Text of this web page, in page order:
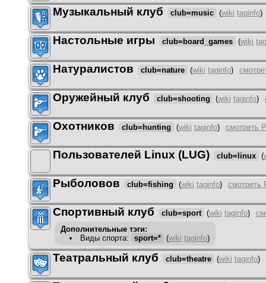
Музыкальный клуб club=music (wiki taginfo)
Настольные игры club=board_games (wiki
Натуралистов club=nature (wiki taginfo)
Оружейный клуб club=shooting (wiki taginfo)
Охотников club=hunting (wiki taginfo) смотреть
Пользователей Linux (LUG) club=linux (
Рыболовов club=fishing (wiki taginfo) смотреть
Спортивный клуб club=sport (wiki taginfo)
Дополнительные тэги:
Виды спорта: sport=* (wiki taginfo)
Театральный клуб club=theatre (wiki taginfo)